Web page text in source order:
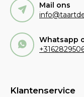
Mail ons
Whatsapp
Klantenservice